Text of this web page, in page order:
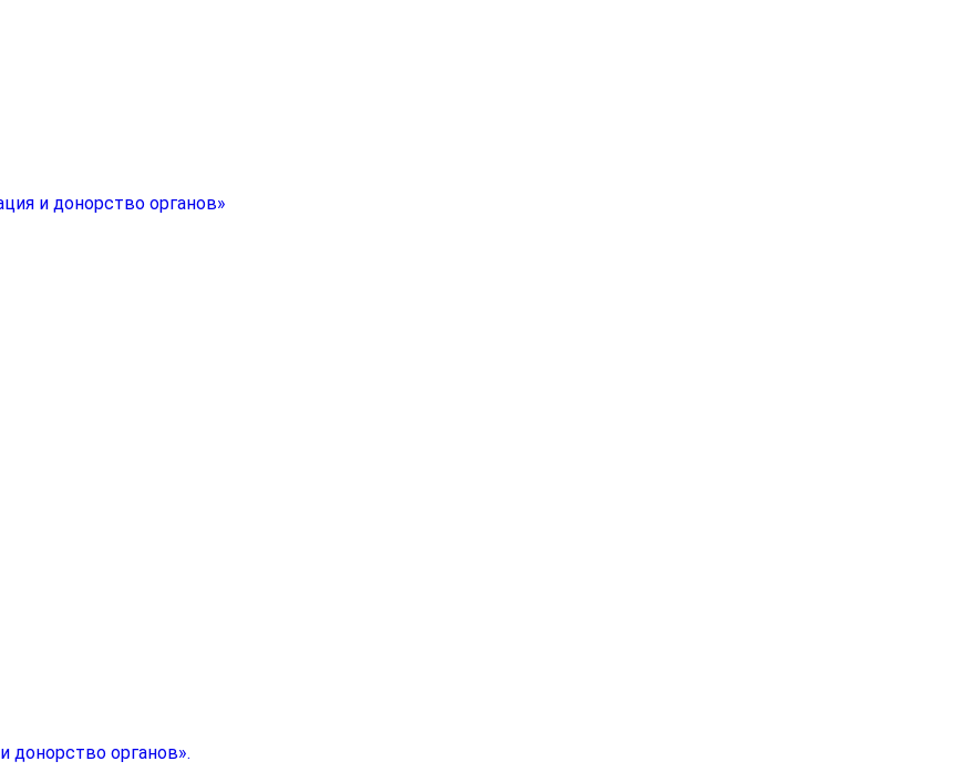
и донорство органов»
донорство органов».